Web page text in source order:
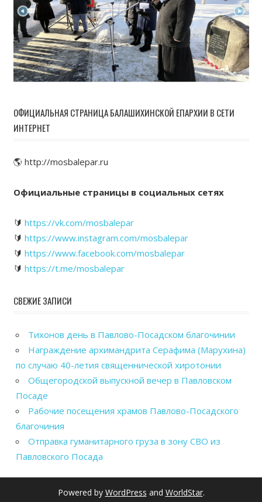
ОФИЦИАЛЬНАЯ СТРАНИЦА БАЛАШИХИНСКОЙ ЕПАРХИИ В СЕТИ
ИНТЕРНЕТ
🌎 http://mosbalepar.ru
Официальные страницы в социальных сетях
🔰 https://vk.com/mosbalepar
🔰 https://www.instagram.com/mosbalepar
🔰 https://www.facebook.com/mosbalepar
🔰 https://t.me/mosbalepar
СВЕЖИЕ ЗАПИСИ
Тихонов день в Павлово-Посадском благочинии
Награждение архимандрита Серафима (Марухина)
по случаю 40-летия священнической хиротонии
Общегородской выпускной вечер в Павловском
Посаде
Рабочие посещения храмов Павлово-Посадского
благочиния
Отправка гуманитарного груза в зону СВО из
Павловского Посада
Powered by WordPress and WorldStar.